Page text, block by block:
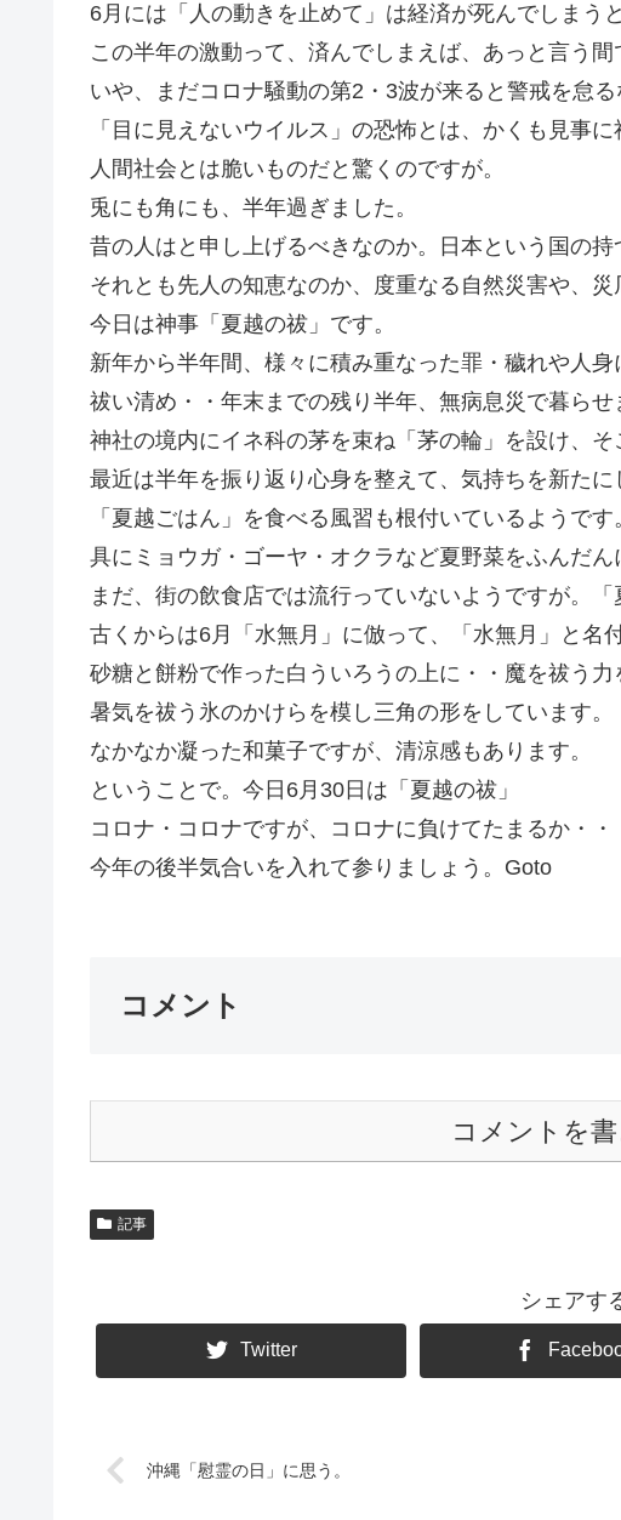
6月には「人の動きを止めて」は経済が死んでしまう
この半年の激動って、済んでしまえば、あっと言う間
いや、まだコロナ騒動の第2・3波が来ると警戒を怠る
「目に見えないウイルス」の恐怖とは、かくも見事
人間社会とは脆いものだと驚くのですが。
兎にも角にも、半年過ぎました。
昔の人はと申し上げるべきなのか。日本という国の
それとも先人の知恵なのか、度重なる自然災害や、災
今日は神事「夏越の祓」です。
新年から半年間、様々に積み重なった罪・穢れや人
祓い清め・・年末までの残り半年、無病息災で暮らせ
神社の境内にイネ科の茅を束ね「茅の輪」を設け、そ
最近は半年を振り返り心身を整えて、気持ちを新たに
「夏越ごはん」を食べる風習も根付いているようです
具にミョウガ・ゴーヤ・オクラなど夏野菜をふんだん
まだ、街の飲食店では流行っていないようですが。「
古くからは6月「水無月」に倣って、「水無月」と名
砂糖と餅粉で作った白ういろうの上に・・魔を祓う力
暑気を祓う氷のかけらを模し三角の形をしています。
なかなか凝った和菓子ですが、清涼感もあります。
ということで。今日6月30日は「夏越の祓」
コロナ・コロナですが、コロナに負けてたまるか・・
今年の後半気合いを入れて参りましょう。Goto
コメント
コメントを
記事
シェアす
Twitter
沖縄「慰霊の日」に思う。